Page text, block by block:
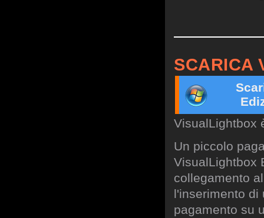
SCARICA
VisualLightbox
Un piccolo
VisualLightbox
collegamento
l'inserimento di
pagamento su